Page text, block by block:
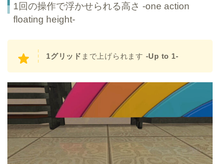
1回の操作で浮かせられる高さ -one action
floating height-
1グリッド まで上げられます -Up to 1-